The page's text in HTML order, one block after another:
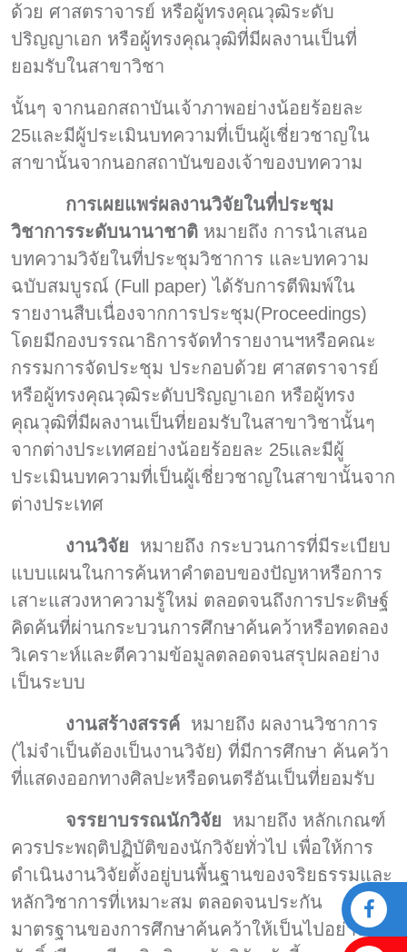
ด้วย ศาสตราจารย์ หรือผู้ทรงคุณวุฒิระดับ
ปริญญาเอก หรือผู้ทรงคุณวุฒิที่มีผลงานเป็นที่
ยอมรับในสาขาวิชา
นั้นๆ จากนอกสถาบันเจ้าภาพอย่างน้อยร้อยละ
25และมีผู้ประเมินบทความที่เป็นผู้เชี่ยวชาญใน
สาขานั้นจากนอกสถาบันของเจ้าของบทความ
การเผยแพร่ผลงานวิจัยในที่ประชุม
วิชาการระดับนานาชาติ หมายถึง การนำเสนอ
บทความวิจัยในที่ประชุมวิชาการ และบทความ
ฉบับสมบูรณ์ (Full paper) ได้รับการตีพิมพ์ใน
รายงานสืบเนื่องจากการประชุม(Proceedings)
โดยมีกองบรรณาธิการจัดทำรายงานฯหรือคณะ
กรรมการจัดประชุม ประกอบด้วย ศาสตราจารย์
หรือผู้ทรงคุณวุฒิระดับปริญญาเอก หรือผู้ทรง
คุณวุฒิที่มีผลงานเป็นที่ยอมรับในสาขาวิชานั้นๆ
จากต่างประเทศอย่างน้อยร้อยละ 25และมีผู้
ประเมินบทความที่เป็นผู้เชี่ยวชาญในสาขานั้นจาก
ต่างประเทศ
งานวิจัย หมายถึง กระบวนการที่มีระเบียบ
แบบแผนในการค้นหาคำตอบของปัญหาหรือการ
เสาะแสวงหาความรู้ใหม่ ตลอดจนถึงการประดิษฐ์
คิดค้นที่ผ่านกระบวนการศึกษาค้นคว้าหรือทดลอง
วิเคราะห์และตีความข้อมูลตลอดจนสรุปผลอย่าง
เป็นระบบ
งานสร้างสรรค์ หมายถึง ผลงานวิชาการ
(ไม่จำเป็นต้องเป็นงานวิจัย) ที่มีการศึกษา ค้นคว้า
ที่แสดงออกทางศิลปะหรือดนตรีอันเป็นที่ยอมรับ
จรรยาบรรณนักวิจัย หมายถึง หลักเกณฑ์
ควรประพฤติปฏิบัติของนักวิจัยทั่วไป เพื่อให้การ
ดำเนินงานวิจัยตั้งอยู่บนพื้นฐานของจริยธรรมและ
หลักวิชาการที่เหมาะสม ตลอดจนประกัน
มาตรฐานของการศึกษาค้นคว้าให้เป็นไปอย่างสม